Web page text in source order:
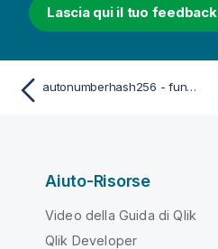
Lascia qui il tuo feedback
autonumberhash256 - funzione di script
Aiuto-Risorse
Video della Guida di Qlik
Qlik Developer